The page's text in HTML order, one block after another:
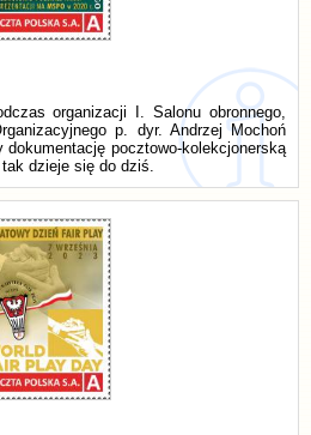
organizacji I. Salonu obronnego,
p. dyr. Andrzej Mochoń
dokumentację pocztowo-kolekcjonerską
dzieje się do dziś.